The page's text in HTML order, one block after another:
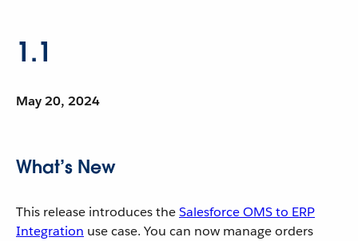
1.1
May 20, 2024
What’s New
This release introduces theSalesforce OMS to ERP
Integration use case. You can now manage orders